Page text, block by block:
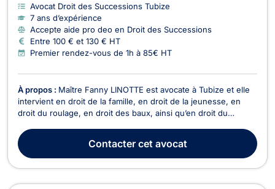
Avocat Droit des Successions Tubize
7 ans d’expérience
Accepte aide pro deo en Droit des Successions
Entre 100 € et 130 € HT
Premier rendez-vous de 1h à 85€ HT
À propos : Maître Fanny LINOTTE est avocate à Tubize et elle
intervient en droit de la famille, en droit de la jeunesse, en
droit du roulage, en droit des baux, ainsi qu’en droit du
Maître Fanny LINOTTE exerce en droit de la famille dans ses
différents aspects tels que divo...
Contactercet avocat